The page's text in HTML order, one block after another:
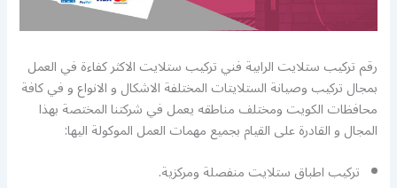
رقم تركيب ستلايت الرابية فني تركيب ستلايت الاكثر كفاءة في العمل
بمجال تركيب وصيانة الستلايتات المختلفة الاشكال و الانواع و في كافة
محافظات الكويت ومختلف مناطقه يعمل في شركتنا المختصة بهذا
المجال و القادرة على القيام بجميع مهمات العمل الموكولة اليها:
تركيب اطباق ستلايت منفصلة ومركزية.